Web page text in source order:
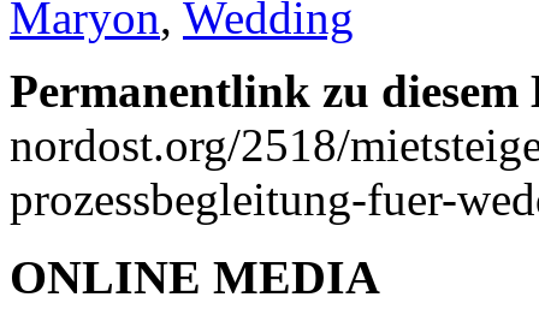
Maryon, Wedding
Permanentlink zu
nordost.org/2518/
prozessbegleitung-fuer-
ONLINE MEDIA